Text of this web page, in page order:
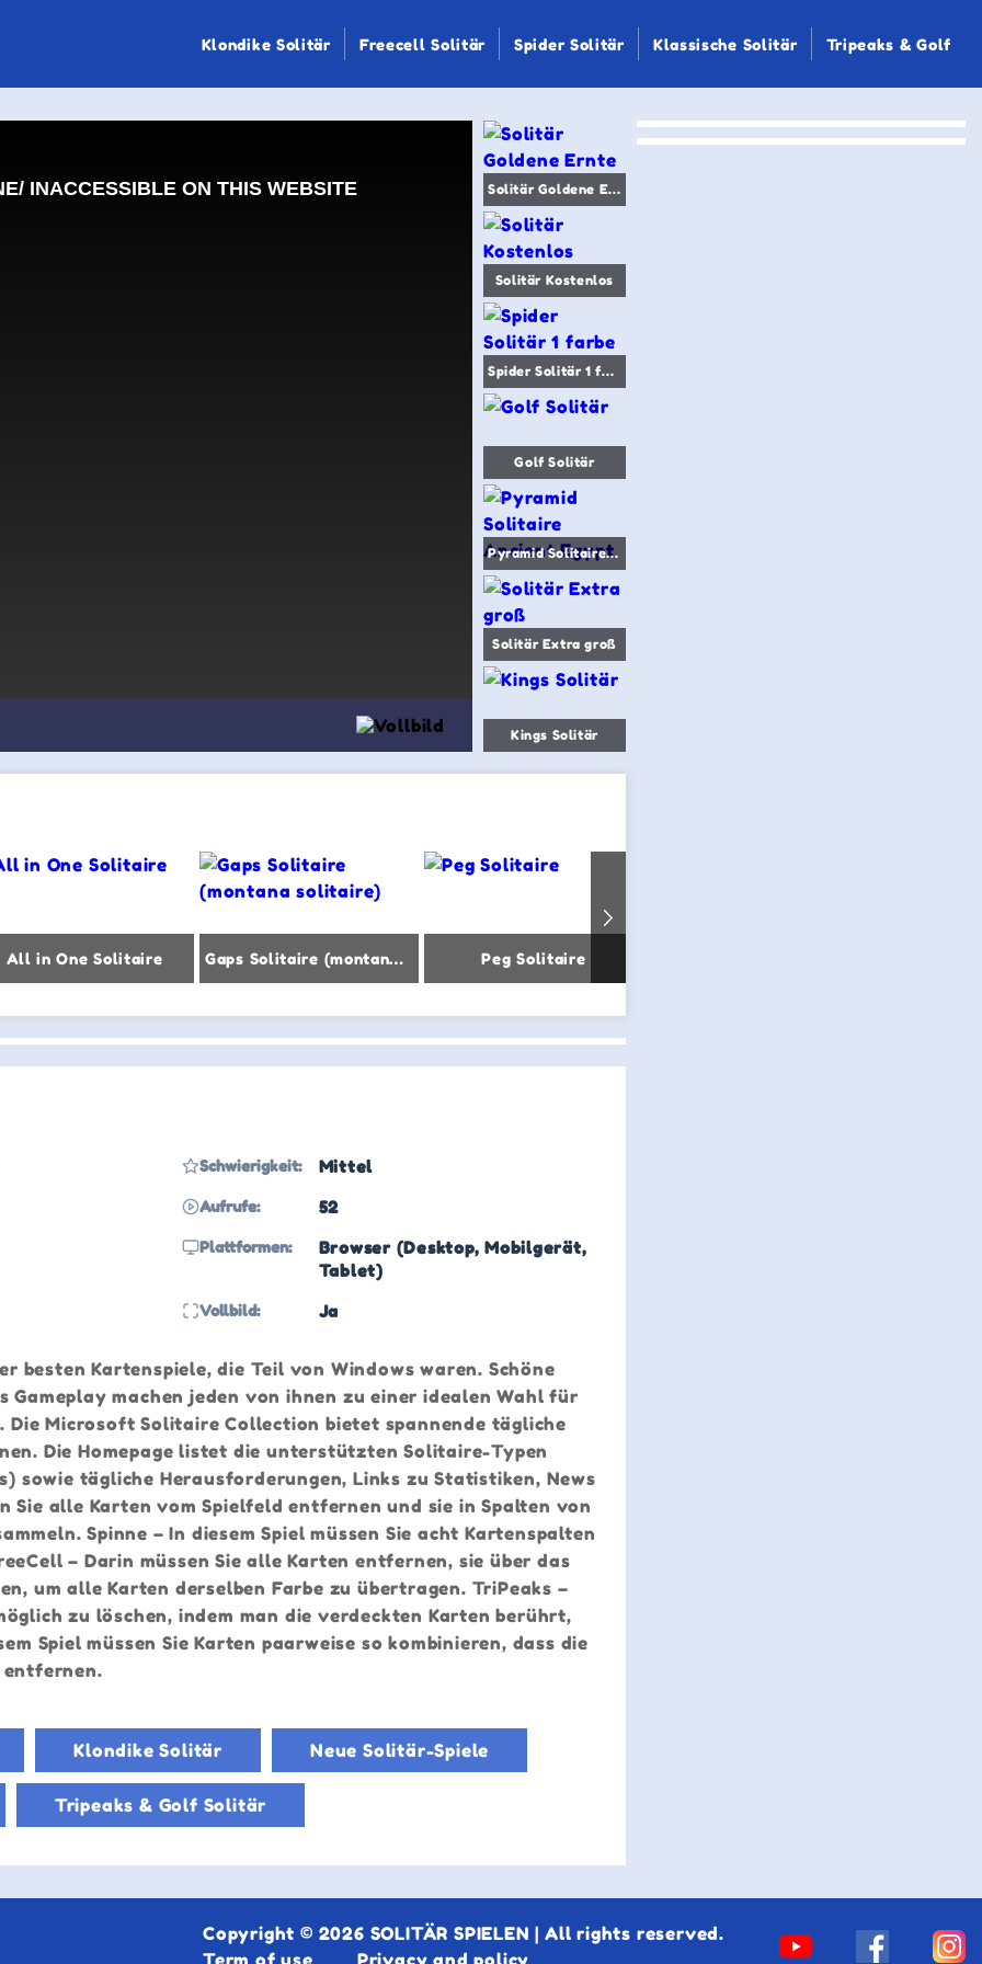
Klondike Solitär Freecell Solitär Spider Solitär Klassische Solitär Tripeaks & Golf
Solitär Goldene Ernte
Solitär Kostenlos
Spider Solitär 1 farbe
Golf Solitär
Pyramid Solitaire Ancient Egypt
Solitär Extra groß
Kings Solitär
All in One Solitaire Gaps Solitaire (montana solitaire) Peg Solitaire
Schwierigkeit: Mittel
Aufrufe: 52
Plattformen:
Browser (Desktop, Mobilgerät,
Tablet)
Vollbild: Ja
Kartenspiele, die Teil von Windows waren. Schöne
machen jeden von ihnen zu einer idealen Wahl für
Die Microsoft Solitaire Collection bietet spannende tägliche
Die Homepage listet die unterstützten Solitaire-Typen
sowie tägliche Herausforderungen, Links zu Statistiken, News
Sie alle Karten vom Spielfeld entfernen und sie in Spalten von
Spinne – In diesem Spiel müssen Sie acht Kartenspalten
– Darin müssen Sie alle Karten entfernen, sie über das
um alle Karten derselben Farbe zu übertragen. TriPeaks –
zu löschen, indem man die verdeckten Karten berührt,
Spiel müssen Sie Karten paarweise so kombinieren, dass die
entfernen.
Klondike Solitär Neue Solitär-Spiele
Tripeaks & Golf Solitär
Copyright © 2026 SOLITÄR SPIELEN | All rights reserved.
Term of use
Privacy and policy